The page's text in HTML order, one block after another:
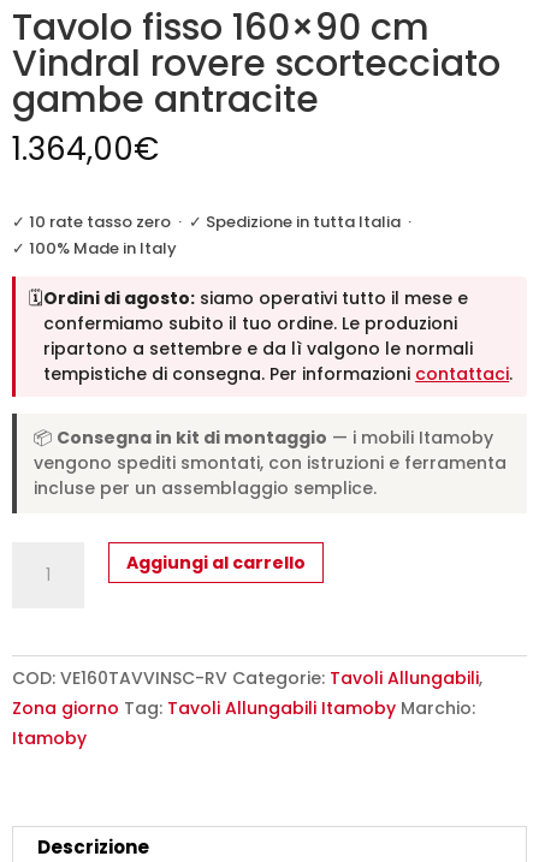
Tavolo fisso 160×90 cm
Vindral rovere scortecciato
gambe antracite
1.364,00€
✓ 10 rate tasso zero · ✓ Spedizione in tutta Italia ·
✓ 100% Made in Italy
🗓️Ordini di agosto: siamo operativi tutto il mese e
confermiamo subito il tuo ordine. Le produzioni
ripartono a settembre e da lì valgono le normali
tempistiche di consegna. Per informazioni contattaci.
📦 Consegna in kit di montaggio — i mobili Itamoby
vengono spediti smontati, con istruzioni e ferramenta
incluse per un assemblaggio semplice.
fisso
Vindral
rovere
scortecciato
quantità
Aggiungi al carrello
COD: VE160TAVVINSC-RV Categorie: Tavoli Allungabili,
Zona giorno Tag: Tavoli Allungabili Itamoby Marchio:
Itamoby
Descrizione